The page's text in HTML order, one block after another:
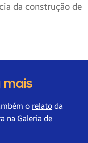
da construção de
mais
o relato da
na Galeria de